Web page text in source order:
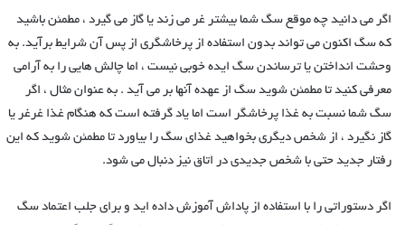
اگر می دانید چه موقع سگ شما بیشتر غر می زند یا گاز می گیرد ، مطمئن باشید
که سگ اکنون می تواند بدون استفاده از پرخاشگری از پس آن شرایط برآید. به
وحشت انداختن یا ترساندن سگ ایده خوبی نیست ، اما چالش هایی را به آرامی
معرفی کنید تا مطمئن شوید سگ از عهده آنها بر می آید . به عنوان مثال ، اگر
سگ شما نسبت به غذا پرخاشگر است اما یاد گرفته است که هنگام غذا غرغر یا
گاز نگیرد ، از شخص دیگری بخواهید غذای سگ را بیاورد تا مطمئن شوید که این
رفتار جدید حتی با شخص جدیدی در اتاق نیز دنبال می شود.
اگر دستوراتی را با استفاده از پاداش آموزش داده اید و برای جلب اعتماد سگ